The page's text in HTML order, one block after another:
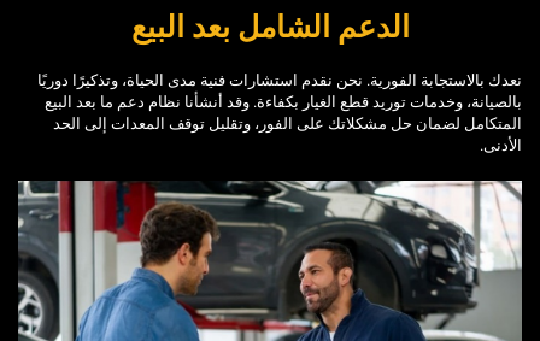
الدعم الشامل بعد البيع
نعدك بالاستجابة الفورية. نحن نقدم استشارات فنية مدى الحياة، وتذكيرًا دوريًا
بالصيانة، وخدمات توريد قطع الغيار بكفاءة. وقد أنشأنا نظام دعم ما بعد البيع
المتكامل لضمان حل مشكلاتك على الفور، وتقليل توقف المعدات إلى الحد
الأدنى.